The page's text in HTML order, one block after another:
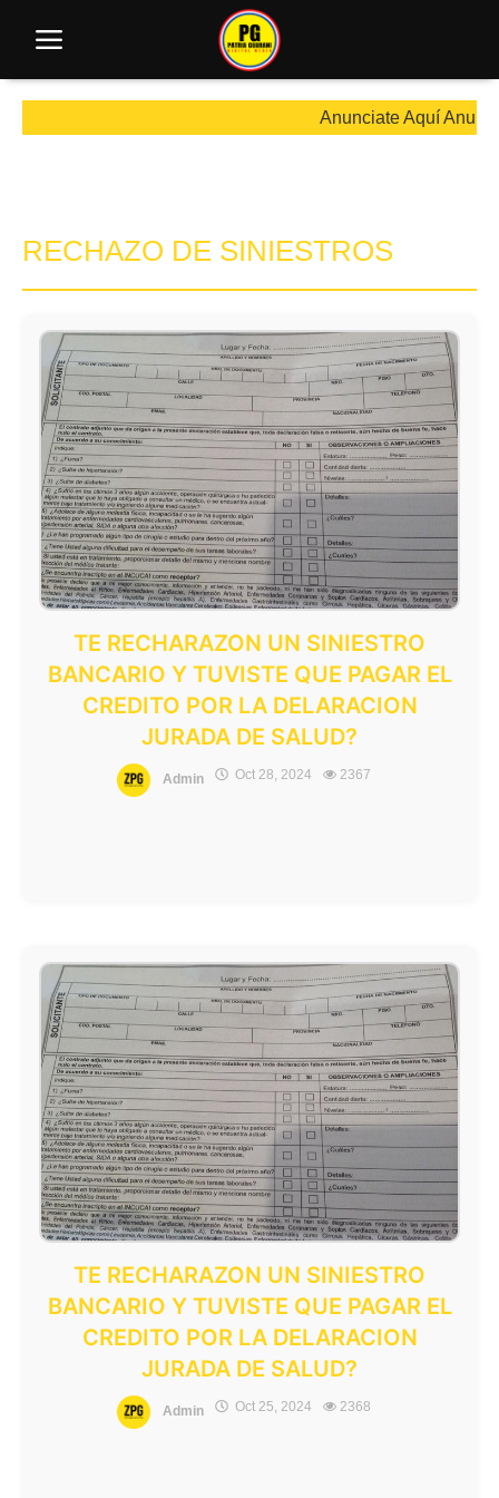
Anunciate Aquí
RECHAZO DE SINIESTROS
TE RECHARAZON UN SINIESTRO
BANCARIO Y TUVISTE QUE PAGAR EL
CREDITO POR LA DELARACION
JURADA DE SALUD?
Admin Oct 28, 2024 2367
TE RECHARAZON UN SINIESTRO
BANCARIO Y TUVISTE QUE PAGAR EL
CREDITO POR LA DELARACION
JURADA DE SALUD?
Admin Oct 25, 2024 2368